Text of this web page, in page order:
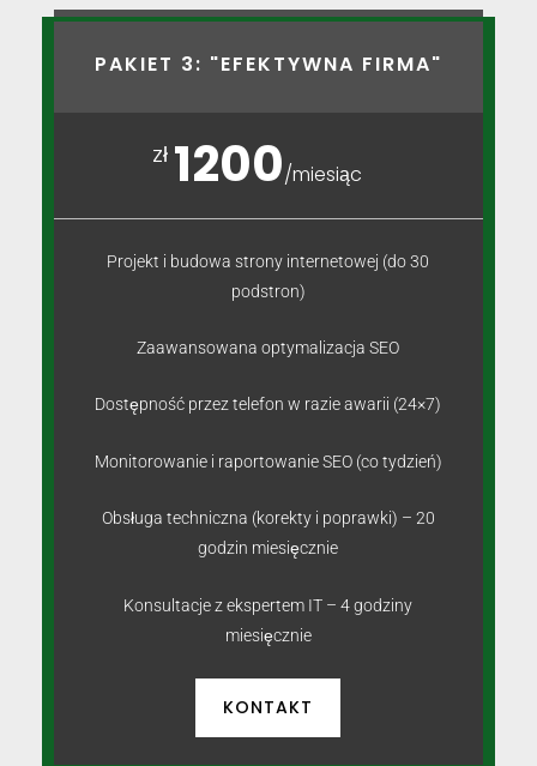
PAKIET 3: "EFEKTYWNA FIRMA"
zł 1200/miesiąc
Projekt i budowa strony internetowej (do 30
podstron)
Zaawansowana optymalizacja SEO
Dostępność przez telefon w razie awarii (24×7)
Monitorowanie i raportowanie SEO (co tydzień)
Obsługa techniczna (korekty i poprawki) – 20
godzin miesięcznie
Konsultacje z ekspertem IT – 4 godziny
miesięcznie
KONTAKT